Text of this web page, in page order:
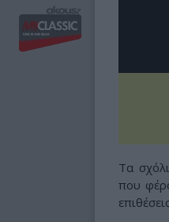
Τα
που